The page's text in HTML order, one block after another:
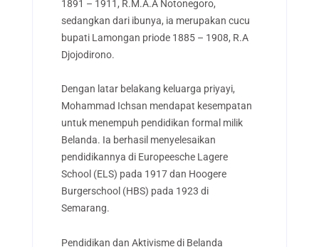
1891 – 1911, R.M.A.A Notonegoro,
sedangkan dari ibunya, ia merupakan cucu
bupati Lamongan priode 1885 – 1908, R.A
Djojodirono.
Dengan latar belakang keluarga priyayi,
Mohammad Ichsan mendapat kesempatan
untuk menempuh pendidikan formal milik
Belanda. Ia berhasil menyelesaikan
pendidikannya di Europeesche Lagere
School (ELS) pada 1917 dan Hoogere
Burgerschool (HBS) pada 1923 di
Semarang.
Pendidikan dan Aktivisme di Belanda